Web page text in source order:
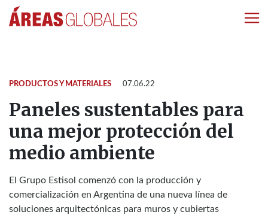
PRODUCTOS Y MATERIALES 07.06.22
Paneles sustentables para
una mejor protección del
medio ambiente
El Grupo Estisol comenzó con la producción y
comercialización en Argentina de una nueva línea de
soluciones arquitectónicas para muros y cubiertas